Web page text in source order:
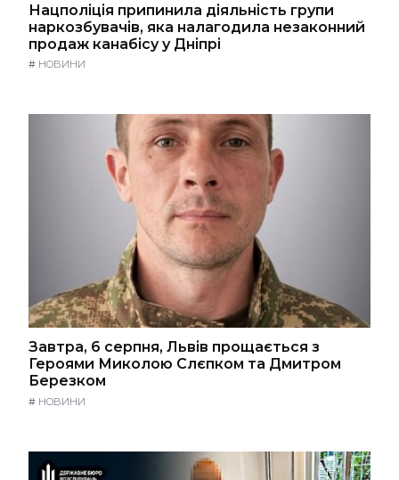
Нацполіція припинила діяльність групи
наркозбувачів, яка налагодила незаконний
продаж канабісу у Дніпрі
# НОВИНИ
Завтра, 6 серпня, Львів прощається з
Героями Миколою Слєпком та Дмитром
Березком
# НОВИНИ